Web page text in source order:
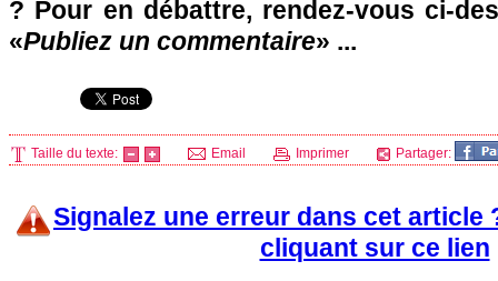
? Pour en débattre, rendez-vous ci-
«Publiez un commentaire» ...
Taille du texte: Email Imprimer Partager:
Signalez une erreur dans cet article
cliquant sur ce lien